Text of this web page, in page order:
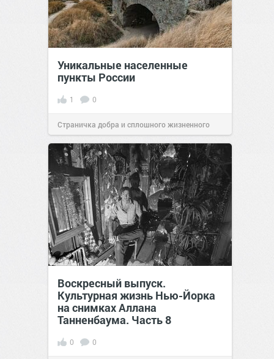
Уникальные населенные
пункты России
1 0
Страничка добра и сплошного жизненного
позитива!07:38Сегодня
Воскресный выпуск.
Культурная жизнь Нью-Йорка
на снимках Аллана
Танненбаума. Часть 8
0 0